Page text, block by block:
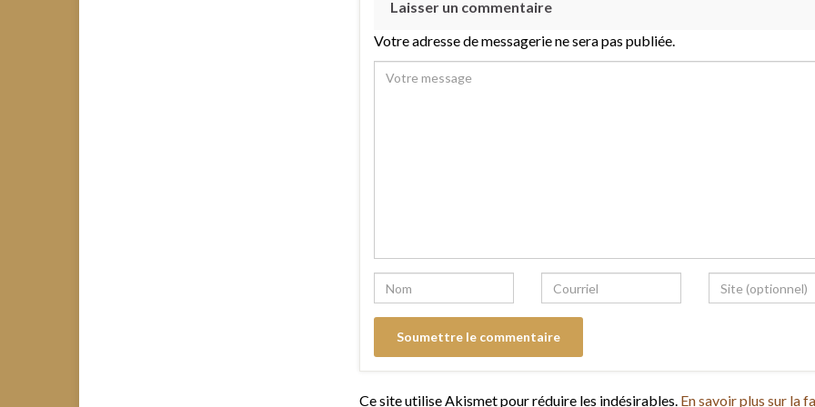
Laisser un commentaire
Votre adresse de messagerie ne sera pas publiée.
Ce site utilise Akismet pour réduire les indésirables. En savoir plus sur la